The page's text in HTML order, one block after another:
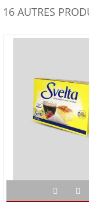
16 AUTRES